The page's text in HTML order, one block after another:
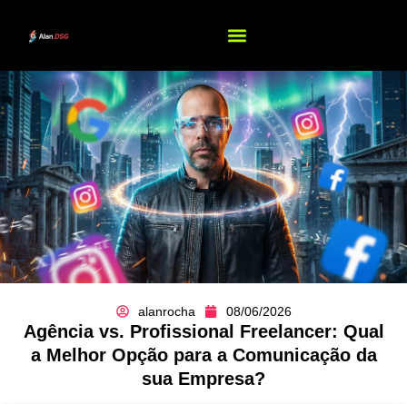
Agência vs. Profissional Freelancer: Qual
a Melhor Opção para a Comunicação da
sua Empresa?
alanrocha 08/06/2026